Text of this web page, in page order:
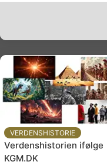
VERDENSHISTORIE
Verdenshistorien ifølge
KGM.DK